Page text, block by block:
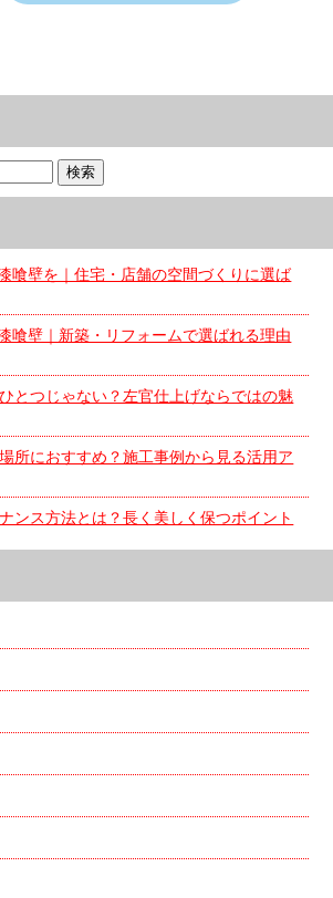
喰壁を｜住宅・店舗の空間づくりに選ば
喰壁｜新築・リフォームで選ばれる理由
とつじゃない？左官仕上げならではの魅
所におすすめ？施工事例から見る活用ア
ンス方法とは？長く美しく保つポイント